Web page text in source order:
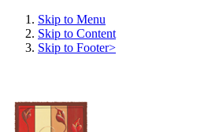
Skip to Menu
Skip to Content
Skip to Footer>